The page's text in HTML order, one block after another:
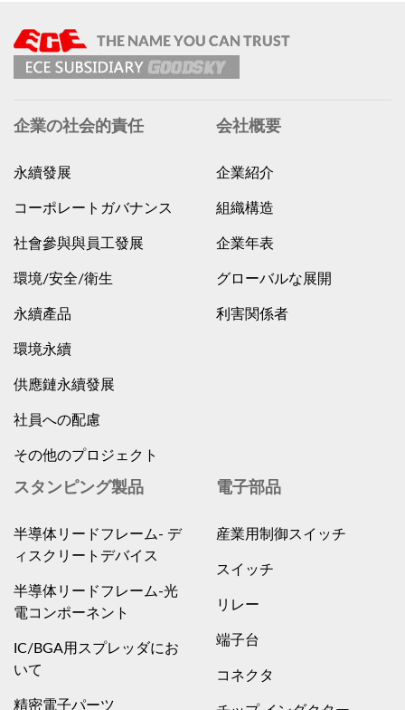
企業の社会的責任
永續發展
コーポレートガバナンス
社會參與與員工發展
環境/安全/衛生
永續產品
環境永續
供應鏈永續發展
社員への配慮
その他のプロジェクト
会社概要
企業紹介
組織構造
企業年表
グローバルな展開
利害関係者
スタンピング製品
半導体リードフレーム- デ
ィスクリートデバイス
半導体リードフレーム-光
電コンポーネント
IC/BGA用スプレッダにお
いて
精密電子パーツ
電子部品
産業用制御スイッチ
スイッチ
リレー
端子台
コネクタ